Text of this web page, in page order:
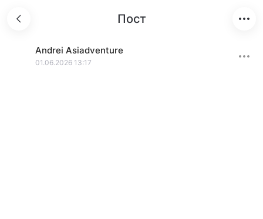
Пост
Andrei Asiadventure
01.06.2026 13:17